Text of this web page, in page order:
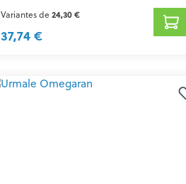
Variantes de24,30 €
37,74 €